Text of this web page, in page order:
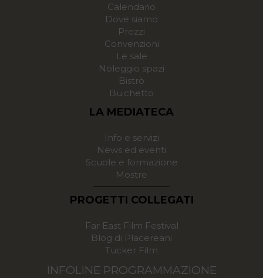
Calendario
Dove siamo
Prezzi
Convenzioni
Le sale
Noleggio spazi
Bistrò
Bu.chetto
LA MEDIATECA
Info e servizi
News ed eventi
Scuole e formazione
Mostre
PROGETTI COLLEGATI
Far East Film Festival
Blog di Placereani
Tucker Film
INFOLINE PROGRAMMAZIONE